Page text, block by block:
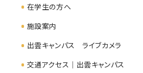
在学生の方へ
施設案内
出雲キャンパス ライブカメラ
交通アクセス｜出雲キャンパス